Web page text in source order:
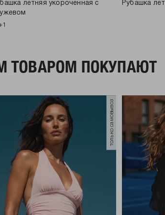
летняя укороченная с
Рубашка
ТОВАРОМ ПОКУПАЮТ
только самовывоз